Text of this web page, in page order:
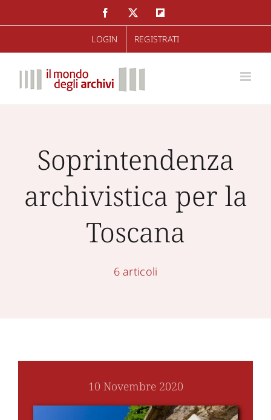
al
FacebookTwitter
LOGIN REGISTRATI
Soprintendenza
archivistica per la
Toscana
6 articoli
10 Novembre 2020